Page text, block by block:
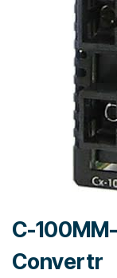
C-
Convertr